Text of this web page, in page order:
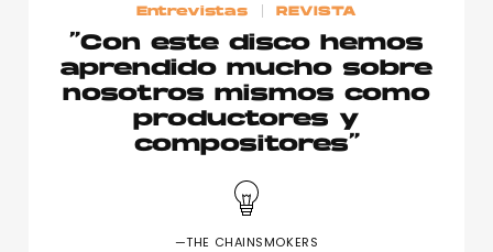
Entrevistas REVISTA
“Con este disco hemos
aprendido mucho sobre
nosotros mismos como
productores y
compositores”
—THE CHAINSMOKERS